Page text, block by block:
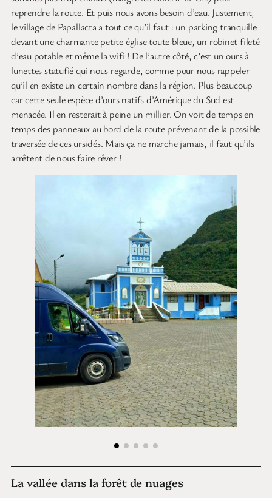
reprendre la route. Et puis nous avons besoin d’eau. Justement,
le village de Papallacta a tout ce qu’il faut : un parking tranquille
devant une charmante petite église toute bleue, un robinet fileté
d’eau potable et même la wifi ! De l’autre côté, c’est un ours à
lunettes statufié qui nous regarde, comme pour nous rappeler
qu’il en existe un certain nombre dans la région. Plus beaucoup
car cette seule espèce d’ours natifs d’Amérique du Sud est
menacée. Il en resterait à peine un millier. On voit de temps en
temps des panneaux au bord de la route prévenant de la possible
traversée de ces ursidés. Mais ça ne marche jamais, il faut qu’ils
arrêtent de nous faire rêver !
La vallée dans la forêt de nuages